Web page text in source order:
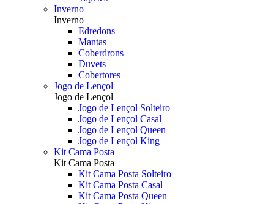
Inverno
Inverno
Edredons
Mantas
Coberdrons
Duvets
Cobertores
Jogo de Lençol
Jogo de Lençol
Jogo de Lençol Solteiro
Jogo de Lençol Casal
Jogo de Lençol Queen
Jogo de Lençol King
Kit Cama Posta
Kit Cama Posta
Kit Cama Posta Solteiro
Kit Cama Posta Casal
Kit Cama Posta Queen